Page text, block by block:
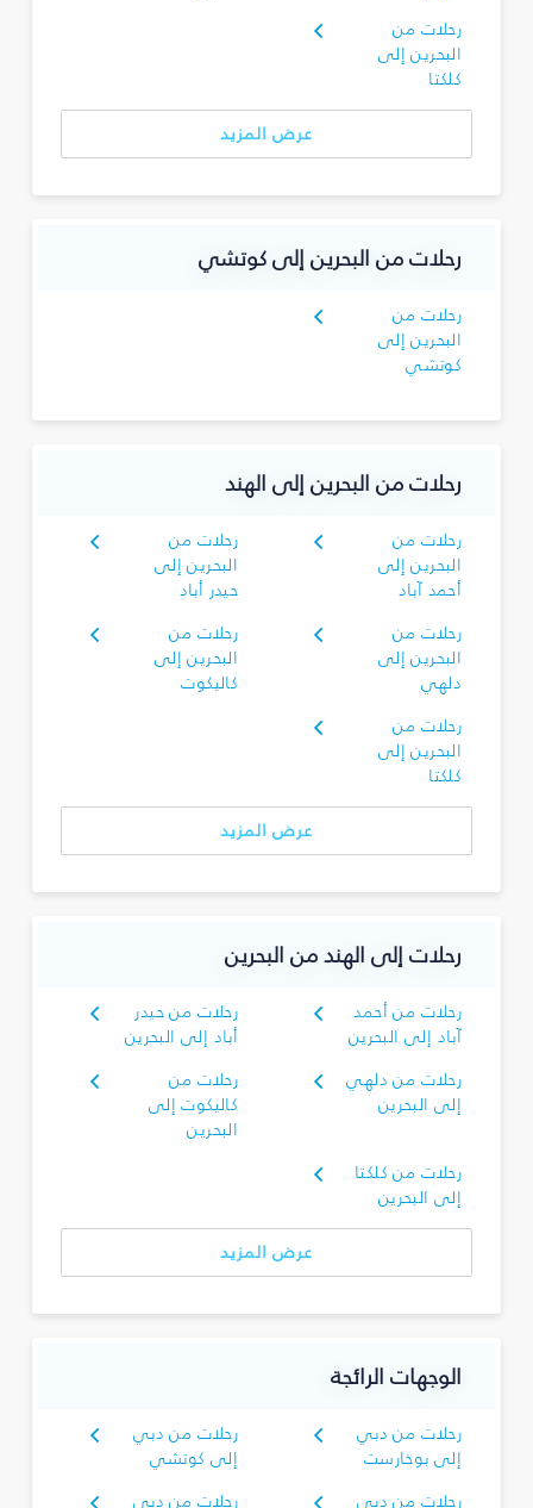
رحلات من
البحرين إلى
كلكتا
عرض المزيد
رحلات من البحرين إلى كوتشي
رحلات من
البحرين إلى
كوتشي
رحلات من البحرين إلى الهند
رحلات من
البحرين إلى
أحمد آباد
رحلات من
البحرين إلى
حيدر أباد
رحلات من
البحرين إلى
دلهي
رحلات من
البحرين إلى
كاليكوت
رحلات من
البحرين إلى
كلكتا
عرض المزيد
رحلات إلى الهند من البحرين
رحلات من أحمد
آباد إلى البحرين
رحلات من حيدر
أباد إلى البحرين
رحلات من دلهي
إلى البحرين
رحلات من
كاليكوت إلى
البحرين
رحلات من كلكتا
إلى البحرين
عرض المزيد
الوجهات الرائجة
رحلات من دبي
إلى بوخارست
رحلات من دبي
إلى كوتشي
رحلات من دبي
رحلات من دبي